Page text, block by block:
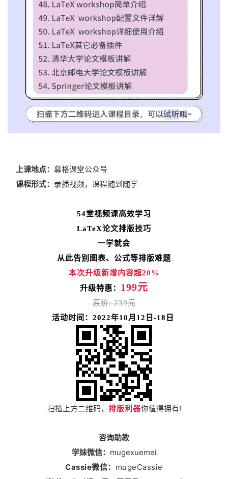
上课地点： 募格课堂公众号
课程形式： 录播视频，课程随到随学
54堂视频课高效学习
LaTeX论文排版技巧
一学就会
从此告别图表、公式等排版难题
本次升级新增内容超20%
升级特惠： 199元
原价: 239元
活动时间：2022年10月12日-18日
扫描上方二维码， 排版利器你值得拥有!
咨询助教
学妹微信： mugexuemei
Cassie微信： mugeCassie